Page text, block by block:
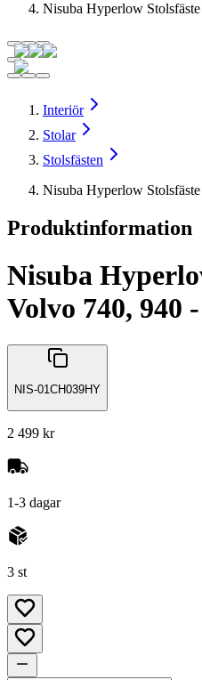
Nisuba Hyperlow
Interiör
Stolar
Stolsfästen
Nisuba Hyperlow
Produktinformation
Nisuba
Volvo 740, 940
NIS-01CH039HY
2 499 kr
1-3 dagar
3 st